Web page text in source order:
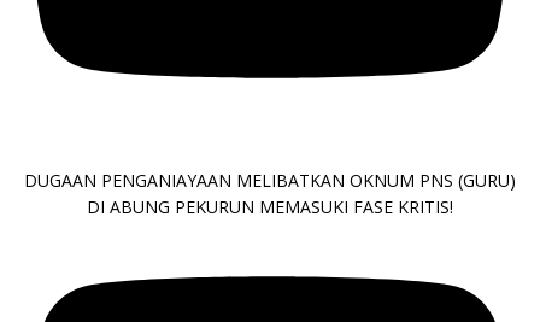
DUGAAN PENGANIAYAAN MELIBATKAN OKNUM PNS (GURU)
DI ABUNG PEKURUN MEMASUKI FASE KRITIS!